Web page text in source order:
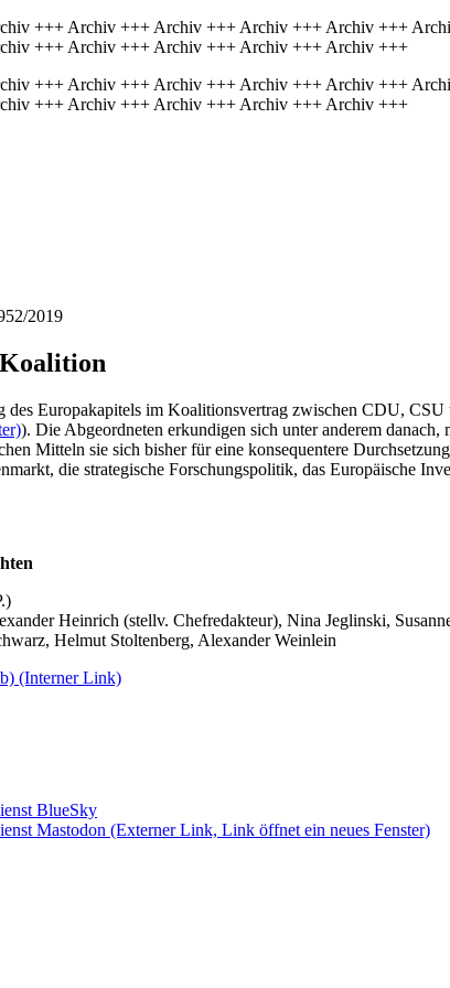
+++ Archiv +++ Archiv +++ Archiv +++ Archiv +++
+++ Archiv +++ Archiv +++ Archiv +++ Archiv +++
+++ Archiv +++ Archiv +++ Archiv +++ Archiv +++
+++ Archiv +++ Archiv +++ Archiv +++ Archiv +++
2019
Europakapitels im Koalitionsvertrag zwischen CDU,
). Die Abgeordneten erkundigen sich unter anderem
Mitteln sie sich bisher für eine konsequentere
die strategische Forschungspolitik, das Europäische
Heinrich (stellv. Chefredakteur), Nina Jeglinski,
Helmut Stoltenberg, Alexander Weinlein
(Interner Link)
BlueSky
Mastodon (Externer Link, Link öffnet ein neues Fenster)